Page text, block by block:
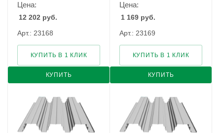
Цена:
12 202 руб.
Арт.: 23168
КУПИТЬ
КУПИТЬ В 1 КЛИК
Цена:
1 169 руб.
Арт.: 23169
КУПИТЬ
КУПИТЬ В 1 КЛИК